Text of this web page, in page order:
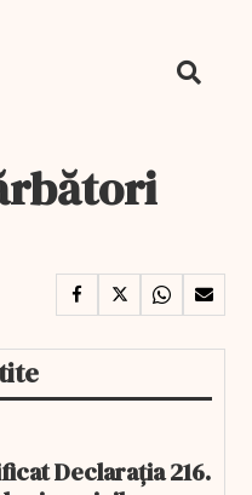
Declarația 216.